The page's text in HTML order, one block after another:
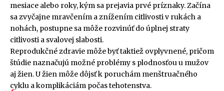
mesiace alebo roky, kým sa prejavia prvé príznaky. Začína
sa zvyčajne mravčením a znížením citlivosti v rukách a
nohách, postupne sa môže rozvinúť do úplnej straty
citlivosti a svalovej slabosti.
Reprodukčné zdravie môže byť taktiež ovplyvnené, pričom
štúdie naznačujú možné problémy s plodnosťou u mužov
aj žien. U žien môže dôjsť k poruchám menštruačného
cyklu a komplikáciám počas tehotenstva.